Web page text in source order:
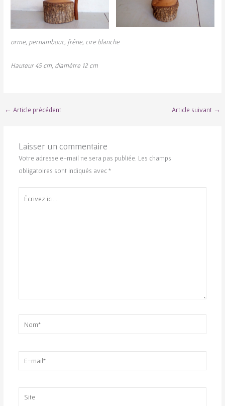
orme, pernambouc, frêne, cire blanche
Hauteur 45 cm, diamètre 12 cm
← Article précédent Article suivant →
Laisser un commentaire
Votre adresse e-mail ne sera pas publiée. Les champs
obligatoires sont indiqués avec*
mail*